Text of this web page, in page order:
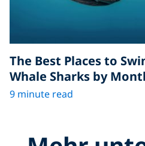
The Best Places to
Whale Sharks by
9 minute read